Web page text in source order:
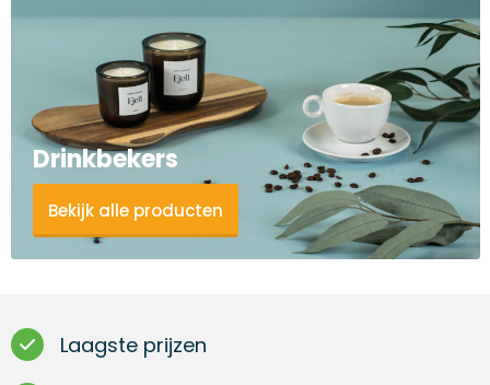
Drinkbekers
Bekijk alle producten
Laagste prijzen